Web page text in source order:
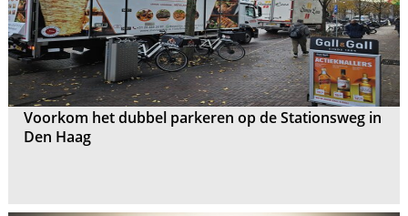
Voorkom het dubbel parkeren op de Stationsweg in
Den Haag